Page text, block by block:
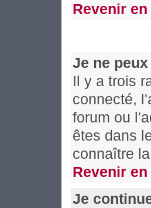
Revenir
Je ne
Il y a trois
connecté,
forum ou
êtes dans
connaître
Revenir
Je